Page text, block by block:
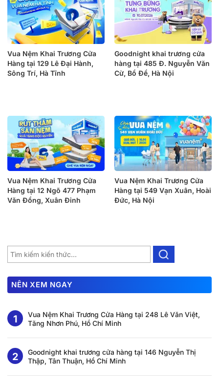
Vua Nệm Khai Trương Cửa
Hàng tại 129 Lê Đại Hành,
Sông Trí, Hà Tĩnh
Goodnight khai trương cửa
hàng tại 485 Đ. Nguyễn Văn
Cừ, Bồ Đề, Hà Nội
Vua Nệm Khai Trương Cửa
Hàng tại 12 Ngõ 477 Phạm
Văn Đồng, Xuân Đỉnh
Vua Nệm Khai Trương Cửa
Hàng tại 549 Vạn Xuân, Hoài
Đức, Hà Nội
NÊN XEM NGAY
Vua Nệm Khai Trương Cửa Hàng tại 248 Lê Văn Việt,
Tăng Nhơn Phú, Hồ Chí Minh
Goodnight khai trương cửa hàng tại 146 Nguyễn Thị
Thập, Tân Thuận, Hồ Chí Minh